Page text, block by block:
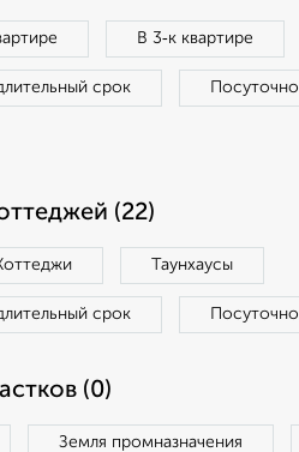
В 3‑к квартире
срок Посуточно
(22)
Таунхаусы
срок Посуточно
(0)
Земля промназначения